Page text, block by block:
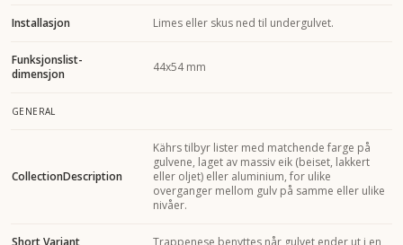
Installasjon Limes eller skus ned til undergulvet.
Funksjonslist-
dimensjon
44x54 mm
GENERAL
CollectionDescription
Kährs tilbyr lister med matchende farge på
gulvene, laget av massiv eik (beiset, lakkert
eller oljet) eller aluminium, for ulike
overganger mellom gulv på samme eller ulike
nivåer.
Short Variant
Trappenese benyttes når gulvet ender ut i en